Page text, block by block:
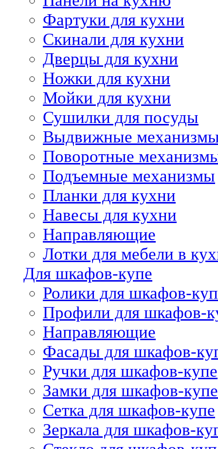
Фартуки для кухни
Скинали для кухни
Дверцы для кухни
Ножки для кухни
Мойки для кухни
Сушилки для посуды
Выдвижные
Поворотные
Подъемные механизмы
Планки для кухни
Навесы для кухни
Направляющие
Лотки для мебели в
Для шкафов-купе
Ролики для шкафов-
Профили для шкафов-
Направляющие
Фасады для шкафов-
Ручки для шкафов-купе
Замки для шкафов-купе
Сетка для шкафов-купе
Зеркала для шкафов-